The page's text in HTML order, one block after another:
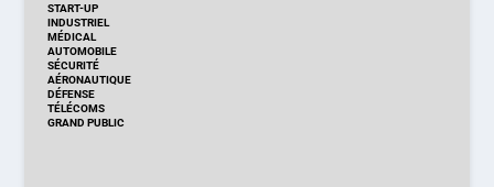
START-UP
INDUSTRIEL
MÉDICAL
AUTOMOBILE
SÉCURITÉ
AÉRONAUTIQUE
DÉFENSE
TÉLÉCOMS
GRAND PUBLIC